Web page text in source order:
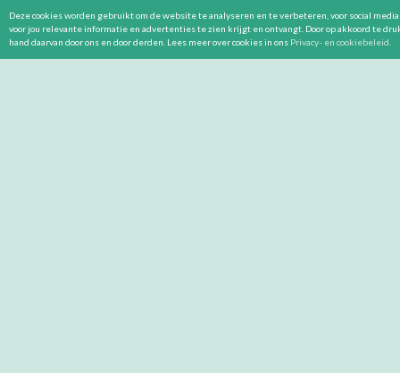
Deze cookies worden gebruikt om de website te analyseren en te verbeteren, voor social
voor jou relevante informatie en advertenties te zien krijgt en ontvangt. Door op akkoord te
hand daarvan door ons en door derden. Lees meer over cookies in ons Privacy- en cookiebeleid